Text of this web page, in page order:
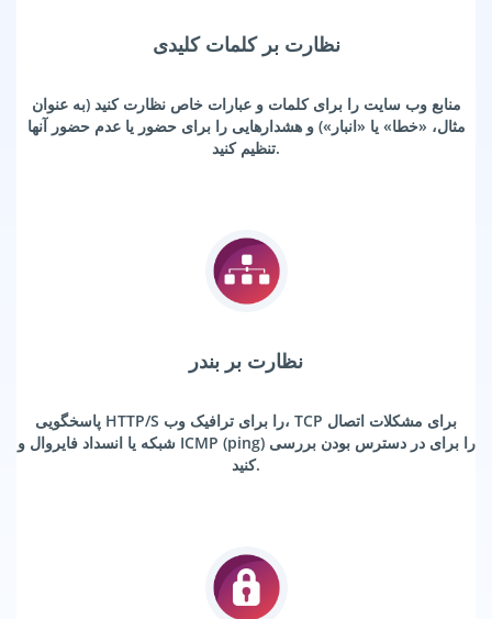
نظارت بر کلمات کلیدی
منابع وب سایت را برای کلمات و عبارات خاص نظارت کنید (به عنوان
مثال، «خطا» یا «انبار») و هشدارهایی را برای حضور یا عدم حضور آنها
تنظیم کنید.
نظارت بر بندر
پاسخگویی HTTP/S را برای ترافیک وب، TCP برای مشکلات اتصال
شبکه یا انسداد فایروال و ICMP (ping) را برای در دسترس بودن بررسی
کنید.